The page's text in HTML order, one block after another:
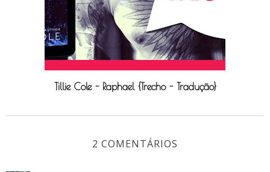
Tillie Cole - Raphael {Trecho - Tradução}
2 COMENTÁRIOS